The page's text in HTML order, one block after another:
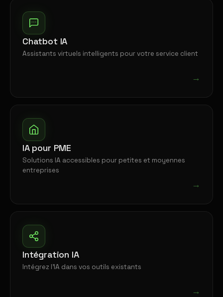
Chatbot IA
Assistants virtuels intelligents pour votre service client
→
IA pour PME
Solutions IA accessibles pour petites et moyennes
entreprises
→
Intégration IA
Intégrez l'IA dans vos outils existants
→